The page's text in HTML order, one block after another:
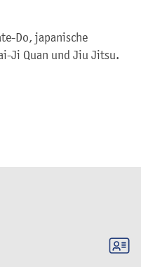
Do, japanische
Ji Quan und Jiu Jitsu.